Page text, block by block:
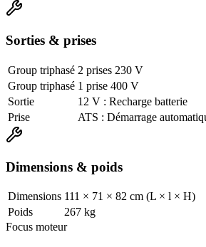
Sorties & prises
Group triphasé 2 prises 230 V
Group triphasé 1 prise 400 V
Sortie
12 V : Recharge batterie
Prise
ATS : Démarrage
Dimensions & poids
Dimensions 111 × 71 × 82 cm (L × l × H)
Poids
267 kg
Focus moteur